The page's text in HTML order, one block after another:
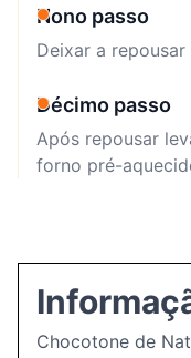
Nono passo
Deixar a
Décimo passo
Após repousar
forno pré-
Chocotone de